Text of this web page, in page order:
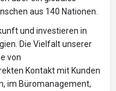
aus 140 Nationen.
und investieren in
Die Vielfalt unserer
von
Kontakt mit Kunden
im Büromanagement,